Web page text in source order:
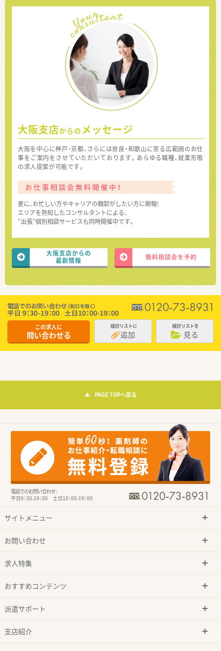
大阪支店からの メッセージ
大阪を中心に神戸・京都、さらには奈良・和歌山に至る広範囲のお仕
事をご案内をさせていただいております。あらゆる職種、就業形態
の求人提案が可能です。
お仕事相談会無料開催中！
更に、お忙しい方やキャリアの棚卸がしたい方に朗報!
エリアを熟知したコンサルタントによる、
“出張”個別相談サービスも同時開催中です。
大阪支店からの
最新情報
無料相談会を予約
この求人に
問い合わせる
検討リストに
追加
検討リストを
見る
PAGE TOPへ戻る
電話でのお問い合わせ：
平日9：30-19：00 土日10：00-19：00
サイトメニュー
お問い合わせ
求人特集
おすすめコンテンツ
派遣サポート
支店紹介